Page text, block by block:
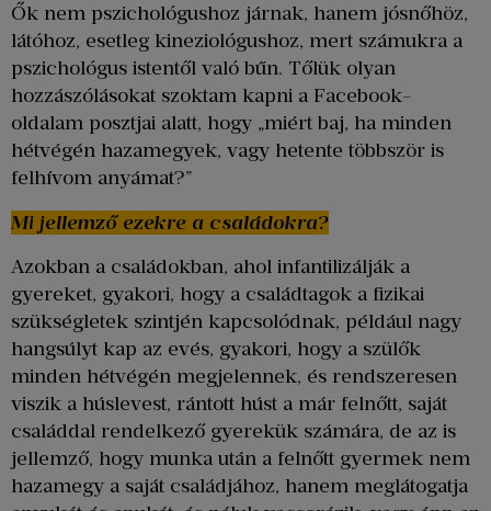
Ők nem pszichológushoz járnak, hanem jósnőhöz,
látóhoz, esetleg kineziológushoz, mert számukra a
pszichológus istentől való bűn. Tőlük olyan
hozzászólásokat szoktam kapni a Facebook-
oldalam posztjai alatt, hogy „miért baj, ha minden
hétvégén hazamegyek, vagy hetente többször is
felhívom anyámat?”
Mi jellemző ezekre a családokra?
Azokban a családokban, ahol infantilizálják a
gyereket, gyakori, hogy a családtagok a fizikai
szükségletek szintjén kapcsolódnak, például nagy
hangsúlyt kap az evés, gyakori, hogy a szülők
minden hétvégén megjelennek, és rendszeresen
viszik a húslevest, rántott húst a már felnőtt, saját
családdal rendelkező gyerekük számára, de az is
jellemző, hogy munka után a felnőtt gyermek nem
hazamegy a saját családjához, hanem meglátogatja